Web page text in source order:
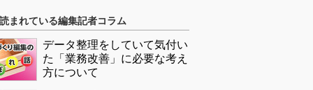
まれている編集記者コラム
データ整理をしていて気付い
た「業務改善」に必要な考え
方について